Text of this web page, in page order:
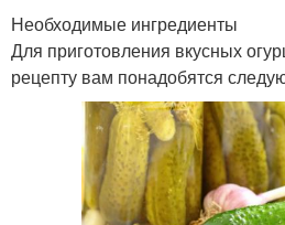
Необходимые ингредиенты
Для приготовления вкусных
рецепту вам понадобятся